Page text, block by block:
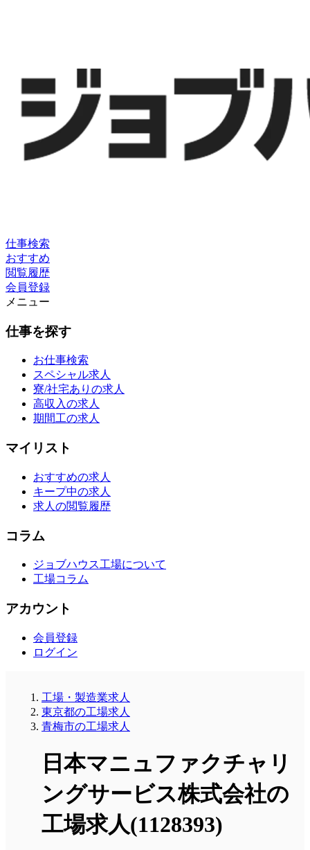
仕事検索
おすすめ
閲覧履歴
会員登録
メニュー
仕事を探す
お仕事検索
スペシャル求人
寮/社宅ありの求人
高収入の求人
期間工の求人
マイリスト
おすすめの求人
キープ中の求人
求人の閲覧履歴
コラム
ジョブハウス工場について
工場コラム
アカウント
会員登録
ログイン
工場・製造業求人
東京都の工場求人
青梅市の工場求人
日本マニュファクチャリ
ングサービス株式会社の
工場求人(1128393)